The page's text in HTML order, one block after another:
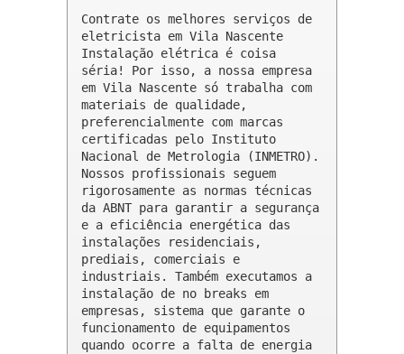
Contrate os melhores serviços de
eletricista em Vila Nascente
Instalação elétrica é coisa
séria! Por isso, a nossa empresa
em Vila Nascente só trabalha com
materiais de qualidade,
preferencialmente com marcas
certificadas pelo Instituto
Nacional de Metrologia (INMETRO).
Nossos profissionais seguem
rigorosamente as normas técnicas
da ABNT para garantir a segurança
e a eficiência energética das
instalações residenciais,
prediais, comerciais e
industriais. Também executamos a
instalação de no breaks em
empresas, sistema que garante o
funcionamento de equipamentos
quando ocorre a falta de energia